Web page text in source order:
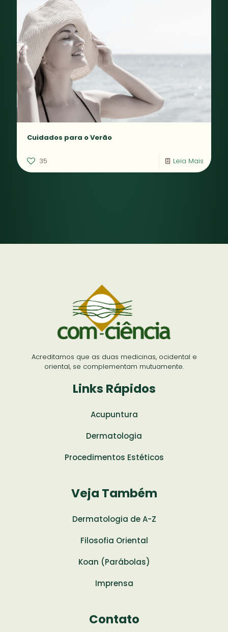
Cuidados para o Verão
35 Leia Mais
Acreditamos que as duas medicinas, ocidental e
oriental, se complementam mutuamente.
Links Rápidos
Acupuntura
Dermatologia
Procedimentos Estéticos
Veja Também
Dermatologia de A-Z
Filosofia Oriental
Koan (Parábolas)
Imprensa
Contato